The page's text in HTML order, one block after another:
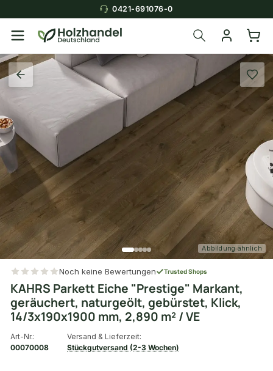
0421-691076-0
Abbildung ähnlich
Noch keine Bewertungen Trusted Shops
KAHRS Parkett Eiche "Prestige" Markant,
geräuchert, naturgeölt, gebürstet, Klick,
14/3x190x1900 mm, 2,890 m² / VE
Art-Nr.:
00070008
Versand & Lieferzeit:
Stückgutversand (2-3 Wochen)